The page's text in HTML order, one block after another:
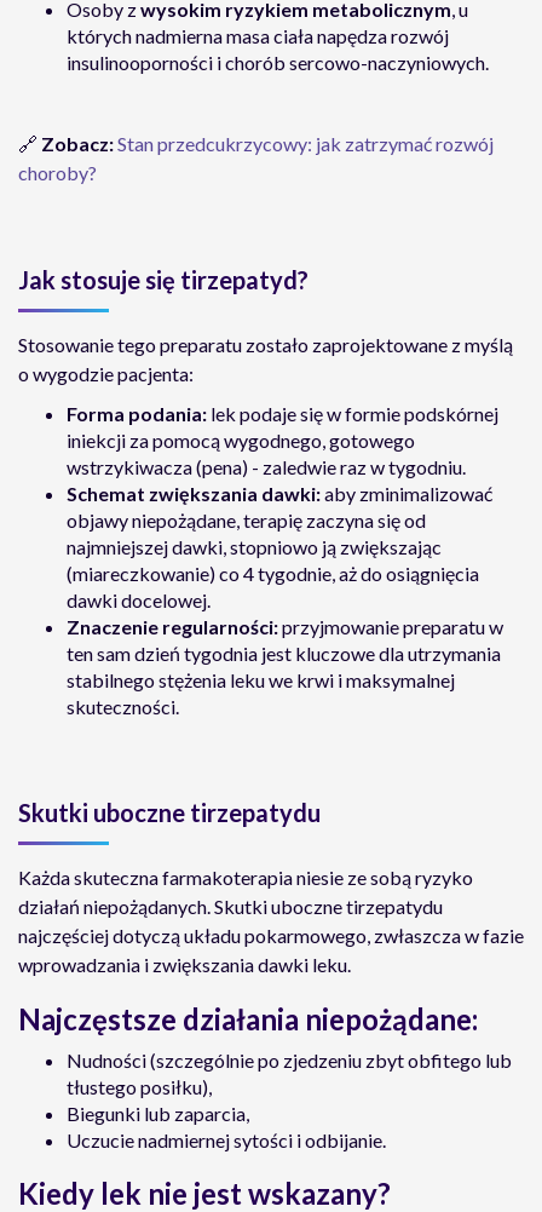
Osoby zwysokim ryzykiem metabolicznym, u
których nadmierna masa ciała napędza rozwój
insulinooporności i chorób sercowo-naczyniowych.
🔗 Zobacz:Stan przedcukrzycowy: jak zatrzymać rozwój
choroby?
Jak stosuje się tirzepatyd?
Stosowanie tego preparatu zostało zaprojektowane z myślą
o wygodzie pacjenta:
Forma podania: lek podaje się w formie podskórnej
iniekcji za pomocą wygodnego, gotowego
wstrzykiwacza (pena) - zaledwie raz w tygodniu.
Schemat zwiększania dawki:aby zminimalizować
objawy niepożądane, terapię zaczyna się od
najmniejszej dawki, stopniowo ją zwiększając
(miareczkowanie) co 4 tygodnie, aż do osiągnięcia
dawki docelowej.
Znaczenie regularności:przyjmowanie preparatu w
ten sam dzień tygodnia jest kluczowe dla utrzymania
stabilnego stężenia leku we krwi i maksymalnej
skuteczności.
Skutki uboczne tirzepatydu
Każda skuteczna farmakoterapia niesie ze sobą ryzyko
działań niepożądanych. Skutki uboczne tirzepatydu
najczęściej dotyczą układu pokarmowego, zwłaszcza w fazie
wprowadzania i zwiększania dawki leku.
Najczęstsze działania niepożądane:
Nudności (szczególnie po zjedzeniu zbyt obfitego lub
tłustego posiłku),
Biegunki lub zaparcia,
Uczucie nadmiernej sytości i odbijanie.
Kiedy lek nie jest wskazany?